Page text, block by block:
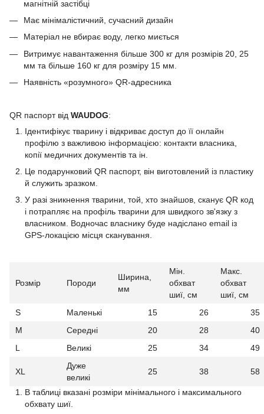
магнітній застібці
Має мінімалістичний, сучасний дизайн
Матеріал не вбирає воду, легко миється
Витримує навантаження більше 300 кг для розмірів 20, 25
мм та більше 160 кг для розміру 15 мм.
Наявність «розумного» QR-адресника
QR паспорт від WAUDOG:
Ідентифікує тварину і відкриває доступ до її онлайн
профілю з важливою інформацією: контакти власника,
копії медичних документів та ін.
Це подарунковий QR паспорт, він виготовлений із пластику
й служить зразком.
У разі зникнення тварини, той, хто знайшов, сканує QR код
і потрапляє на профіль тварини для швидкого зв'язку з
власником. Водночас власнику буде надіслано email із
GPS-локацією місця сканування.
Розмір Породи
Ширина,
мм
Мін.
обхват
шиї, см
Макс.
обхват
шиї, см
S
Маленькі 15 26
35
M
Середні 20 28
40
L
Великі 25 34 49
XL
Дуже
великі
25 38 58
В таблиці вказані розміри мінімального і максимального
обхвату шиї.